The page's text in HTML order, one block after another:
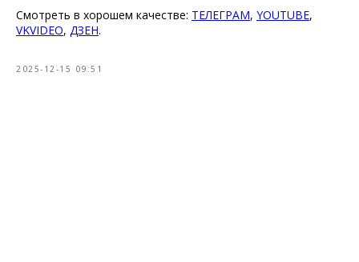
Смотреть в хорошем качестве: ТЕЛЕГРАМ, YOUTUBE,
VKVIDEO, ДЗЕН.
2025-12-15 09:51